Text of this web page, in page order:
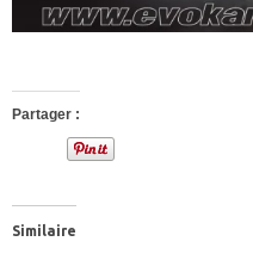
Partager :
Similaire